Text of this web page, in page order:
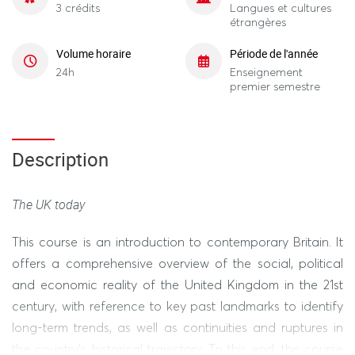
3 crédits
Langues et cultures
étrangères
Volume horaire
24h
Période de l'année
Enseignement
premier semestre
Description
The UK today
This course is an introduction to contemporary Britain. It
offers a comprehensive overview of the social, political
and economic reality of the United Kingdom in the 21st
century, with reference to key past landmarks to identify
long-term trends, as well as continuities and ruptures in
the country’s historical trajectory. To this end, the course